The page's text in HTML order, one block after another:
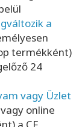
a
termékként)
24
vagy Üzlet
online